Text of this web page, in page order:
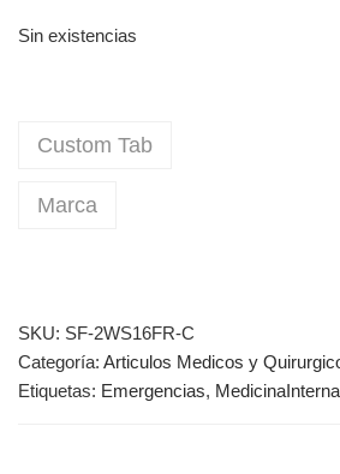
Sin existencias
Custom Tab
Marca
SKU: SF-2WS16FR-C
Categoría: Articulos Medicos y
Etiquetas: Emergencias, MedicinaInterna